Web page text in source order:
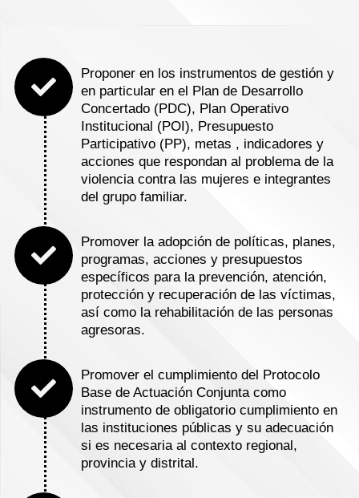
Proponer en los instrumentos de gestión y
en particular en el Plan de Desarrollo
Concertado (PDC), Plan Operativo
Institucional (POI), Presupuesto
Participativo (PP), metas , indicadores y
acciones que respondan al problema de la
violencia contra las mujeres e integrantes
del grupo familiar.
Promover la adopción de políticas, planes,
programas, acciones y presupuestos
específicos para la prevención, atención,
protección y recuperación de las víctimas,
así como la rehabilitación de las personas
agresoras.
Promover el cumplimiento del Protocolo
Base de Actuación Conjunta como
instrumento de obligatorio cumplimiento en
las instituciones públicas y su adecuación
si es necesaria al contexto regional,
provincia y distrital.